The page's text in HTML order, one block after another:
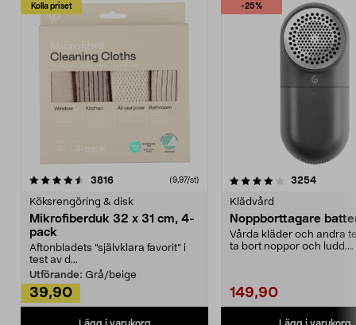
Kolla priset
3816recensioner (9,97/st)
Köksrengöring & disk
Mikrofiberduk 32 x 31 cm, 4-
pack
Aftonbladets "självklara favorit” i
test av d...
Utförande: Grå/beige
39,90
Lägg i varukorg
-25%
4.0av 5 stjärnor 3254
Klädvård
Noppborttagare
Vårda kläder och andra
ta bort noppor och ludd.
149,90
Lägg i varukorg
4.5av 5 stjärnor